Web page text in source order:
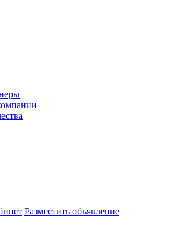
Разместить объявление